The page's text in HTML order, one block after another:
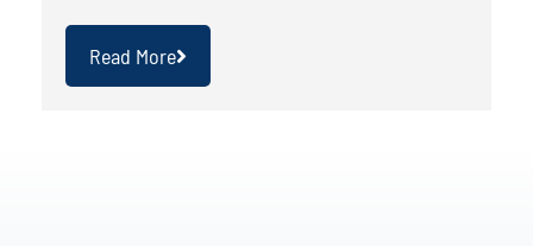
Read More